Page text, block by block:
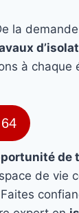
la
à chaque
de vie